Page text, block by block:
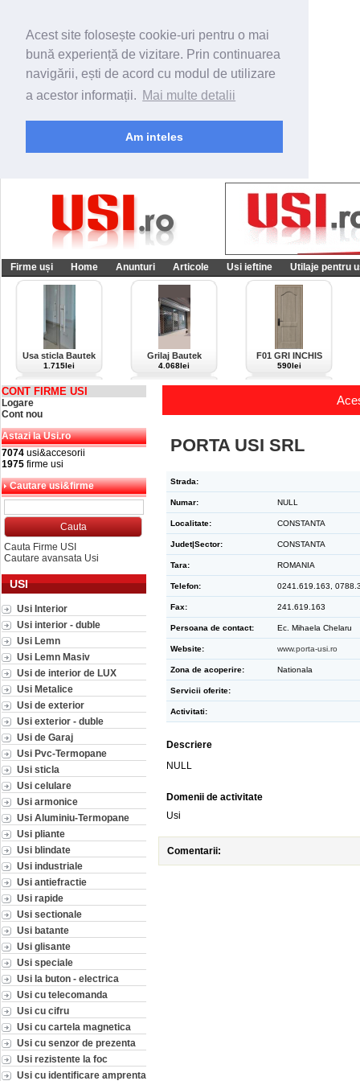
Acest site folosește cookie-uri pentru o mai
bună experiență de vizitare. Prin continuarea
navigării, ești de acord cu modul de utilizare
a acestor informații. Mai multe detalii
Am inteles
Firme uși Home Anunturi Articole Usi ieftine Utilaje pentru
Usa sticla Bautek
1.715lei
Grilaj Bautek
4.068lei
F01 GRI INCHIS
590lei
CONT FIRME USI
Logare
Cont nou
Astazi la Usi.ro
7074 usi&accesorii
1975 firme usi
Cautare usi&firme
Cauta Firme USI
Cautare avansata Usi
USI
Usi Interior
Usi interior - duble
Usi Lemn
Usi Lemn Masiv
Usi de interior de LUX
Usi Metalice
Usi de exterior
Usi exterior - duble
Usi de Garaj
Usi Pvc-Termopane
Usi sticla
Usi celulare
Usi armonice
Usi Aluminiu-Termopane
Usi pliante
Usi blindate
Usi industriale
Usi antiefractie
Usi rapide
Usi sectionale
Usi batante
Usi glisante
Usi speciale
Usi la buton - electrica
Usi cu telecomanda
Usi cu cifru
Usi cu cartela magnetica
Usi cu senzor de prezenta
Usi rezistente la foc
Usi cu identificare amprenta
PORTA USI SRL
Strada:
Numar: NULL
Localitate: CONSTANTA
Judet|Sector: CONSTANTA
Tara: ROMANIA
Telefon: 0241.619.163,
Fax: 241.619.163
Persoana de contact: Ec. Mihaela Chelaru
Website: www.porta-usi.ro
Zona de acoperire: Nationala
Servicii oferite:
Activitati:
Descriere
NULL
Domenii de activitate
Usi
Comentarii: